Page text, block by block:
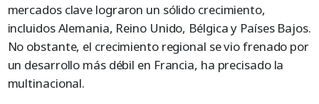
mercados clave lograron un sólido crecimiento,
incluidos Alemania, Reino Unido, Bélgica y Países Bajos.
No obstante, el crecimiento regional se vio frenado por
un desarrollo más débil en Francia, ha precisado la
multinacional.